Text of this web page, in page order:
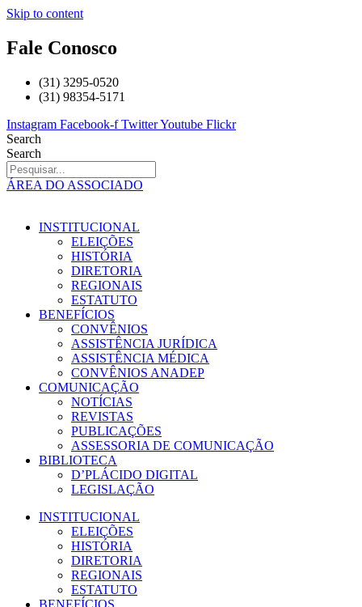
Skip to content
Fale Conosco
(31) 3295-0520
(31) 98354-5171
Instagram Facebook-f TwitterYoutube Flickr
Search
Search
ÁREA DO ASSOCIADO
INSTITUCIONAL
ELEIÇÕES
HISTÓRIA
DIRETORIA
REGIONAIS
ESTATUTO
BENEFÍCIOS
CONVÊNIOS
ASSISTÊNCIA JURÍDICA
ASSISTÊNCIA MÉDICA
CONVÊNIOS ANADEP
COMUNICAÇÃO
NOTÍCIAS
REVISTAS
PUBLICAÇÕES
ASSESSORIA DE COMUNICAÇÃO
BIBLIOTECA
D’PLÁCIDO DIGITAL
LEGISLAÇÃO
INSTITUCIONAL
ELEIÇÕES
HISTÓRIA
DIRETORIA
REGIONAIS
ESTATUTO
BENEFÍCIOS